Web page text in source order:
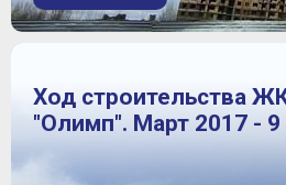
Ход строительства
"Олимп". Март 2017 -